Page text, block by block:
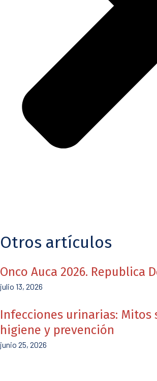
Otros artículos
Onco Auca 2026. Republica
julio 13, 2026
Infecciones urinarias: Mitos
higiene y prevención
junio 25, 2026